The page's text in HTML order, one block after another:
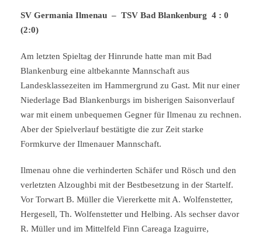
SV Germania Ilmenau – TSV Bad Blankenburg 4 : 0
(2:0)
Am letzten Spieltag der Hinrunde hatte man mit Bad
Blankenburg eine altbekannte Mannschaft aus
Landesklassezeiten im Hammergrund zu Gast. Mit nur einer
Niederlage Bad Blankenburgs im bisherigen Saisonverlauf
war mit einem unbequemen Gegner für Ilmenau zu rechnen.
Aber der Spielverlauf bestätigte die zur Zeit starke
Formkurve der Ilmenauer Mannschaft.
Ilmenau ohne die verhinderten Schäfer und Rösch und den
verletzten Alzoughbi mit der Bestbesetzung in der Startelf.
Vor Torwart B. Müller die Viererkette mit A. Wolfenstetter,
Hergesell, Th. Wolfenstetter und Helbing. Als sechser davor
R. Müller und im Mittelfeld Finn Careaga Izaguirre,